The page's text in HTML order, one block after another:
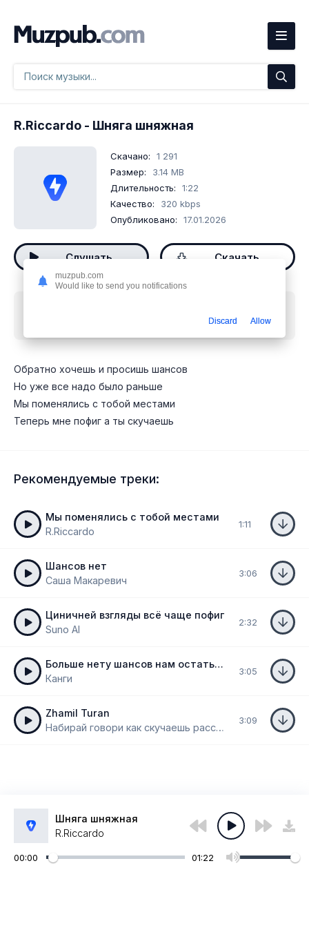
R.Riccardo - Шняга шняжная
Скачано:
1 291
Размер:
3.14 MB
Длительность:
1:22
Качество:
320 kbps
Опубликовано:
17.01.2026
Слушать Скачать
Обратно хочешь и просишь шансов
Но уже все надо было раньше
Мы поменялись с тобой местами
Теперь мне пофиг а ты скучаешь
Рекомендуемые треки:
Мы поменялись с тобой местами
R.Riccardo
1:11
Шансов нет
Саша Макаревич
3:06
Циничней взгляды всё чаще пофиг
Suno AI
2:32
Больше нету шансов нам остаться вдвоём
Канги
3:05
Zhamil Turan
Набирай говори как скучаешь расскажи только
3:09
Шняга шняжная
R.Riccardo
00:00 01:22
muzpub.com
Would like to send you notifications
Discard Allow